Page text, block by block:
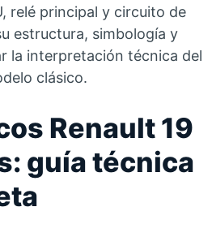
relé principal y circuito de
estructura, simbología y
la interpretación técnica del
clásico.
Renault 19
guía técnica